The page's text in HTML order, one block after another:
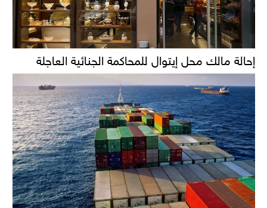
إحالة مالك محل إيتوال للمحاكمة الجنائية العاجلة